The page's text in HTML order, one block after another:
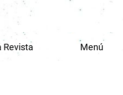
Revista Menú